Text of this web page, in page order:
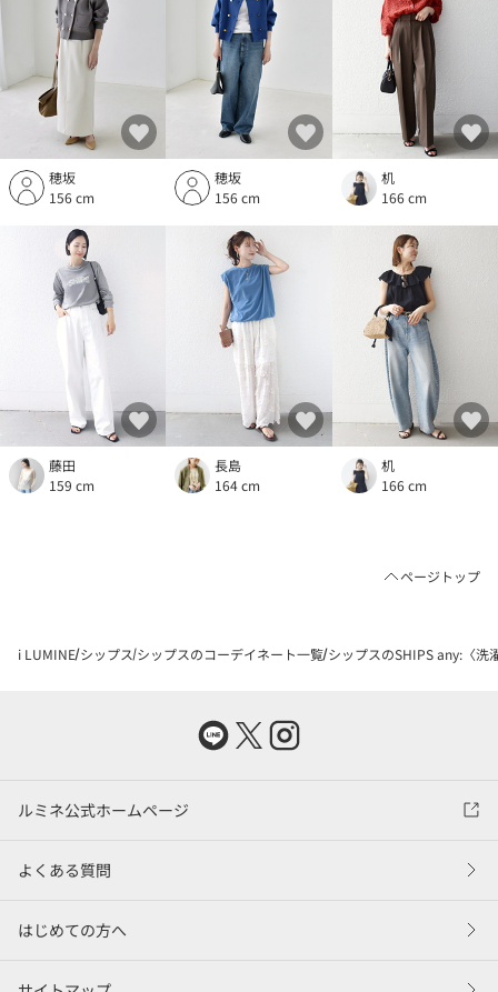
穂坂
156 cm
穂坂
156 cm
机
166 cm
藤田
159 cm
長島
164 cm
机
166 cm
ページトップ
i LUMINE シップス シップスのコーデイネート一覧 シップスのSHIPS any:〈洗
ルミネ公式ホームページ
よくある質問
はじめての方へ